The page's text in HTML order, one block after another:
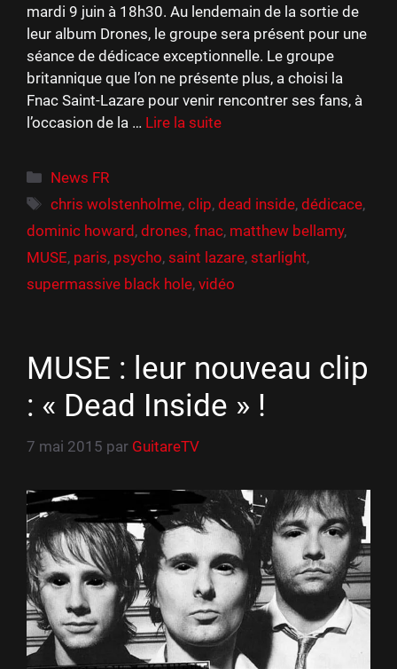
mardi 9 juin à 18h30. Au lendemain de la sortie de
leur album Drones, le groupe sera présent pour une
séance de dédicace exceptionnelle. Le groupe
britannique que l’on ne présente plus, a choisi la
Fnac Saint-Lazare pour venir rencontrer ses fans, à
l’occasion de la … Lire la suite
Catégories
News FR
Étiquettes
chris wolstenholme,clip,dead inside,dédicace,
dominic howard , drones, fnac, matthew bellamy,
MUSE, paris, psycho, saint lazare, starlight,
supermassive black hole, vidéo
MUSE : leur nouveau clip
: « Dead Inside » !
7 mai 2015 par GuitareTV